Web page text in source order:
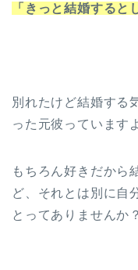
「きっと結婚すると
別れたけど結婚する
った元彼っています
もちろん好きだから
ど、それとは別に自
とってありませんか？